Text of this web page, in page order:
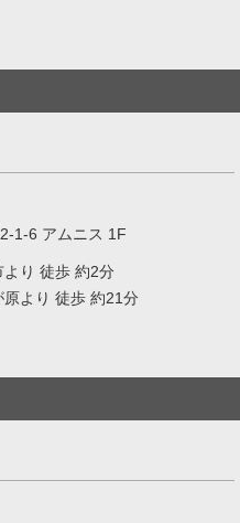
1-6 アムニス 1F
り 徒歩 約2分
より 徒歩 約21分